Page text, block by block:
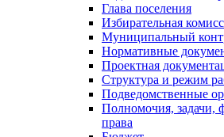
Глава поселения
Избирательная
Муниципальный
Нормативные
Проектная
Структура и режим
Подведомственные
Полномочия, задачи,
права